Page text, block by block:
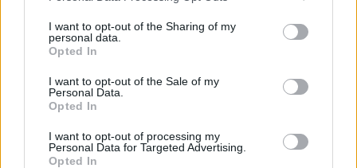
I want to opt-out of the Sharing of my
personal data.
Opted In
I want to opt-out of the Sale of my
Personal Data.
Opted In
I want to opt-out of processing my
Personal Data for Targeted Advertising.
Opted In